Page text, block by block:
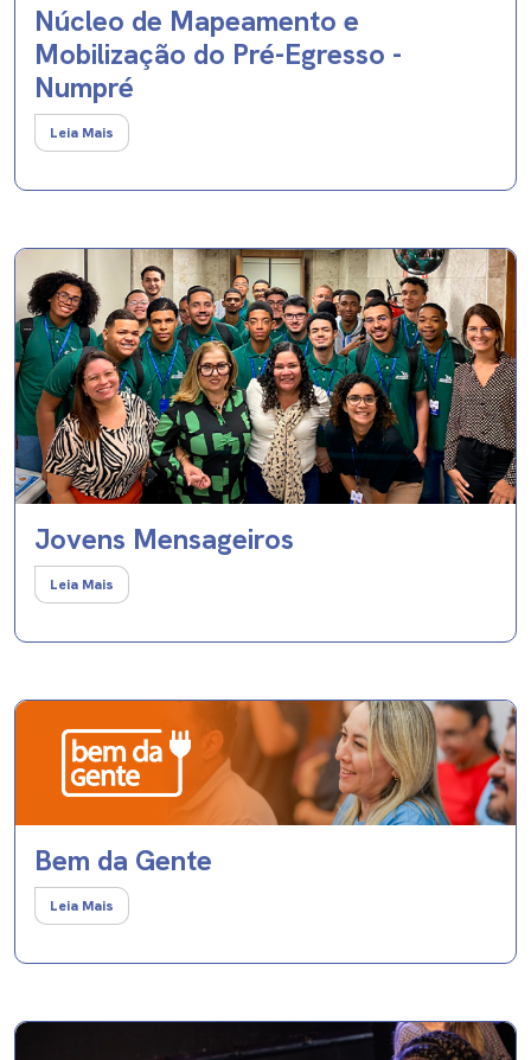
Núcleo de Mapeamento e
Mobilização do Pré-Egresso​ -
Numpré
Leia Mais
Jovens Mensageiros
Leia Mais
Bem da Gente
Leia Mais